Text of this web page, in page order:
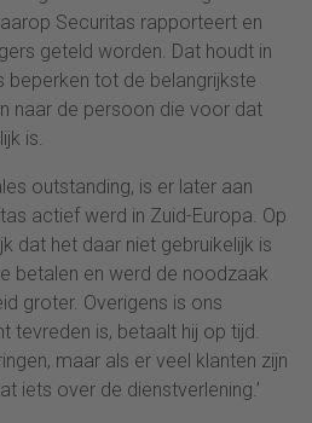
Securitas rapporteert en
geteld worden. Dat houdt in
tot de belangrijkste
naar de persoon die voor dat
is.
outstanding, is er later aan
actief werd in Zuid-Europa. Op
dat het daar niet gebruikelijk is
betalen en werd de noodzaak
groter. Overigens is ons
tevreden is, betaalt hij op tijd.
maar als er veel klanten zijn
iets over de dienstverlening.’